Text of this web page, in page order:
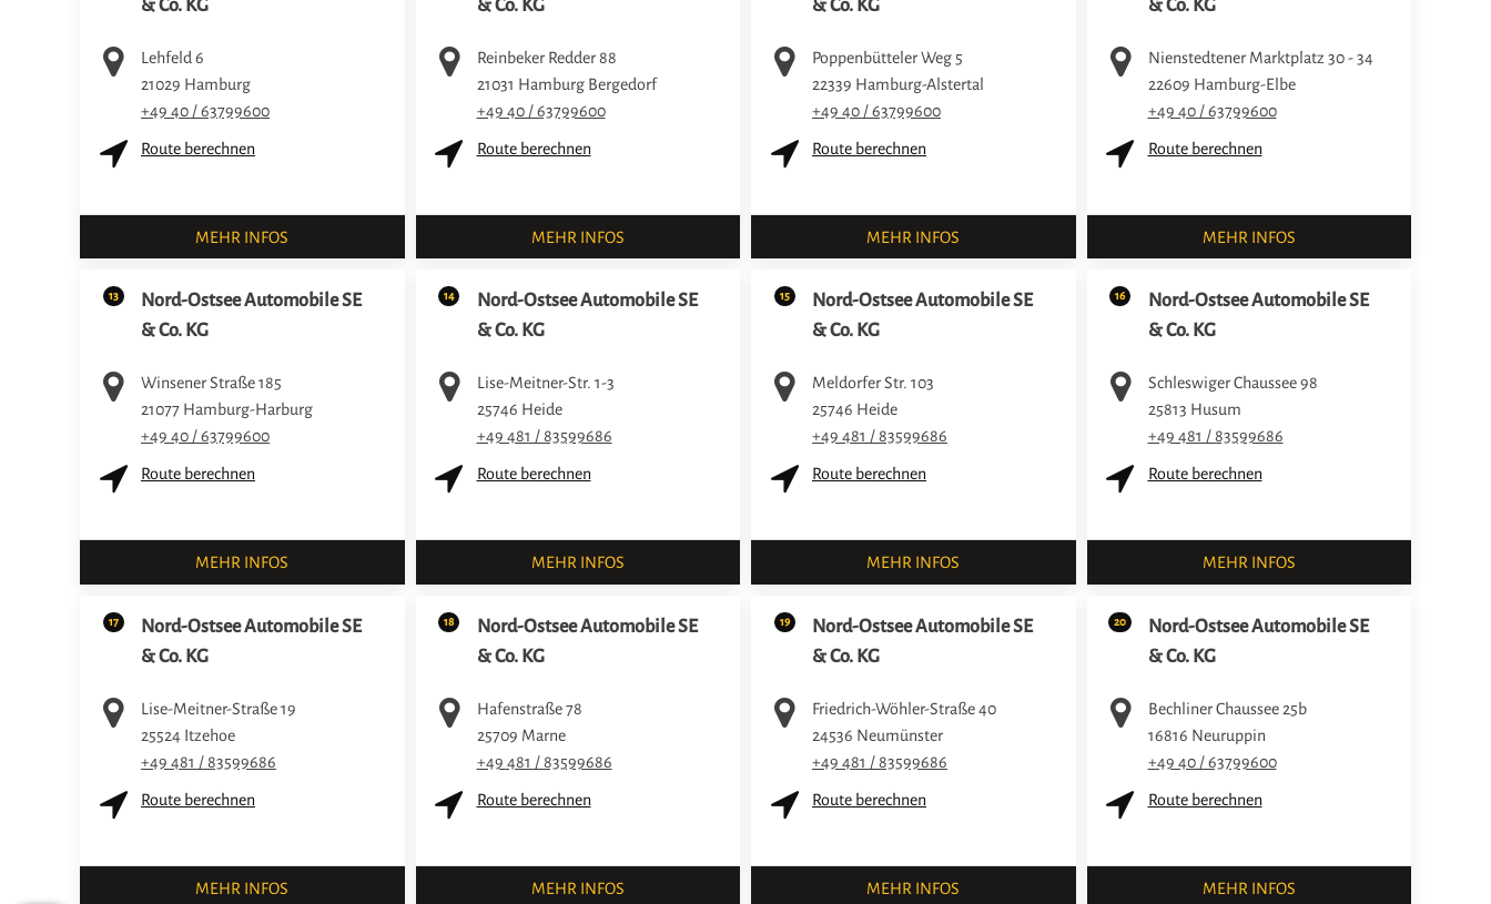
& Co. KG
Lehfeld 6
21029 Hamburg
+49 40 / 63799600
Route berechnen
MEHR INFOS
& Co. KG
Reinbeker Redder 88
21031 Hamburg Bergedorf
+49 40 / 63799600
Route berechnen
MEHR INFOS
& Co. KG
Poppenbütteler Weg 5
22339 Hamburg-Alstertal
+49 40 / 63799600
Route berechnen
MEHR INFOS
& Co. KG
Nienstedtener Marktplatz 30 - 34
22609 Hamburg-Elbe
+49 40 / 63799600
Route berechnen
MEHR INFOS
13
Nord-Ostsee Automobile SE
& Co. KG
Winsener Straße 185
21077 Hamburg-Harburg
+49 40 / 63799600
Route berechnen
MEHR INFOS
14
Nord-Ostsee Automobile SE
& Co. KG
Lise-Meitner-Str. 1-3
25746 Heide
+49 481 / 83599686
Route berechnen
MEHR INFOS
15
Nord-Ostsee Automobile SE
& Co. KG
Meldorfer Str. 103
25746 Heide
+49 481 / 83599686
Route berechnen
MEHR INFOS
16
Nord-Ostsee Automobile SE
& Co. KG
Schleswiger Chaussee 98
25813 Husum
+49 481 / 83599686
Route berechnen
MEHR INFOS
17
Nord-Ostsee Automobile SE
& Co. KG
Lise-Meitner-Straße 19
25524 Itzehoe
+49 481 / 83599686
Route berechnen
MEHR INFOS
18
Nord-Ostsee Automobile SE
& Co. KG
Hafenstraße 78
25709 Marne
+49 481 / 83599686
Route berechnen
MEHR INFOS
19
Nord-Ostsee Automobile SE
& Co. KG
Friedrich-Wöhler-Straße 40
24536 Neumünster
+49 481 / 83599686
Route berechnen
MEHR INFOS
20
Nord-Ostsee Automobile SE
& Co. KG
Bechliner Chaussee 25b
16816 Neuruppin
+49 40 / 63799600
Route berechnen
MEHR INFOS